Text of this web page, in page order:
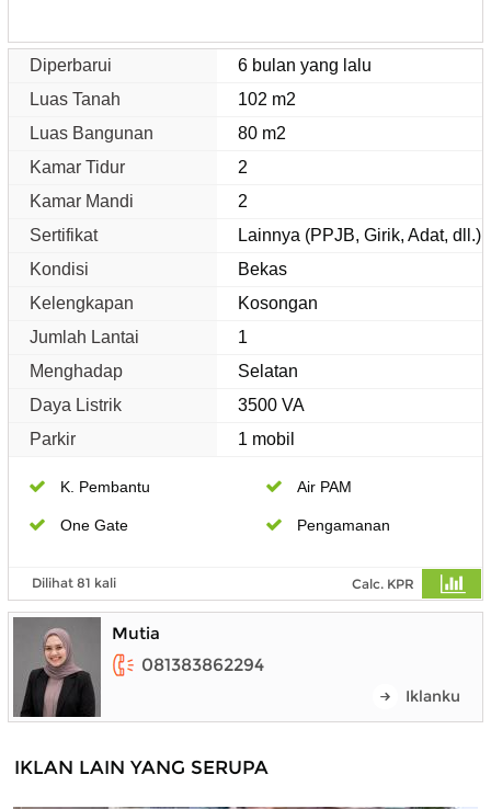
Diperbarui
6 bulan yang lalu
Luas Tanah
102 m2
Luas Bangunan
80 m2
Kamar Tidur
2
Kamar Mandi
2
Sertifikat
Lainnya (PPJB, Girik, Adat, dll.)
Kondisi
Bekas
Kelengkapan
Kosongan
Jumlah Lantai
1
Menghadap
Selatan
Daya Listrik
3500 VA
Parkir
1 mobil
K. Pembantu Air PAM
One Gate Pengamanan
Dilihat 81 kali Calc. KPR
Mutia
081383862294
Iklanku
IKLAN LAIN YANG SERUPA